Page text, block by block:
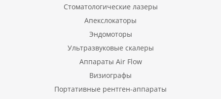
Стоматологические лазеры
Апекслокаторы
Эндомоторы
Ультразвуковые скалеры
Аппараты Air Flow
Визиографы
Портативные рентген-аппараты